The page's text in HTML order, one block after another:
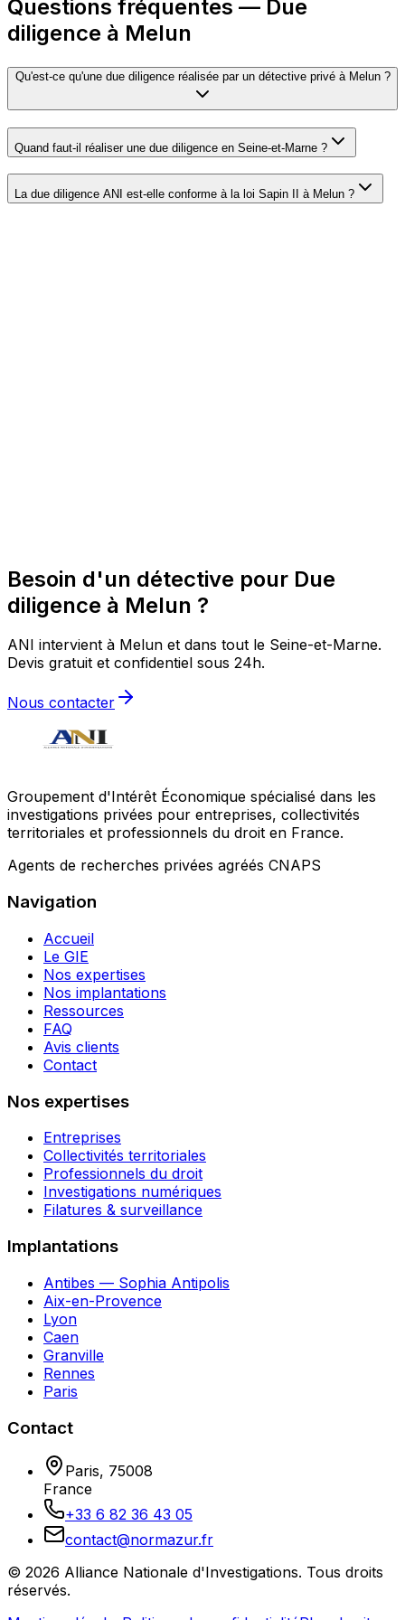
Questions fréquentes — Due
diligence à Melun
Qu'est-ce qu'une due diligence réalisée par un détective privé à Melun ?
Quand faut-il réaliser une due diligence en Seine-et-Marne ?
La due diligence ANI est-elle conforme à la loi Sapin II à Melun ?
Besoin d'un détective pour Due
diligence à Melun ?
ANI intervient à Melun et dans tout le Seine-et-Marne.
Devis gratuit et confidentiel sous 24h.
Nous contacter
Groupement d'Intérêt Économique spécialisé dans les
investigations privées pour entreprises, collectivités
territoriales et professionnels du droit en France.
Agents de recherches privées agréés CNAPS
Navigation
Accueil
Le GIE
Nos expertises
Nos implantations
Ressources
FAQ
Avis clients
Contact
Nos expertises
Entreprises
Collectivités territoriales
Professionnels du droit
Investigations numériques
Filatures & surveillance
Implantations
Antibes — Sophia Antipolis
Aix-en-Provence
Lyon
Caen
Granville
Rennes
Paris
Contact
Paris, 75008
France
+33 6 82 36 43 05
contact@normazur.fr
© 2026 Alliance Nationale d'Investigations. Tous droits
réservés.